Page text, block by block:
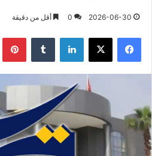
2026-06-30
0 أقل من دقيقة
فيسبوك X لينكدإن